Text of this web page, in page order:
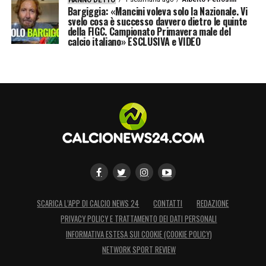
Bargiggia: «Mancini voleva solo la Nazionale. Vi
svelo cosa è successo davvero dietro le quinte
della FIGC. Campionato Primavera male del
calcio italiano» ESCLUSIVA e VIDEO
SCARICA L’APP DI CALCIO NEWS 24 CONTATTI
REDAZIONE
PRIVACY POLICY E TRATTAMENTO DEI DATI PERSONALI
INFORMATIVA ESTESA SUI COOKIE (COOKIE POLICY)
NETWORK SPORT REVIEW